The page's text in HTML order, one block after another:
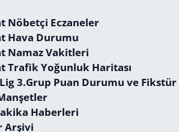
Nöbetçi Eczaneler
Hava Durumu
Namaz Vakitleri
Trafik Yoğunluk Haritası
3.Grup Puan Durumu ve Fikstür
Haberleri
Arşivi